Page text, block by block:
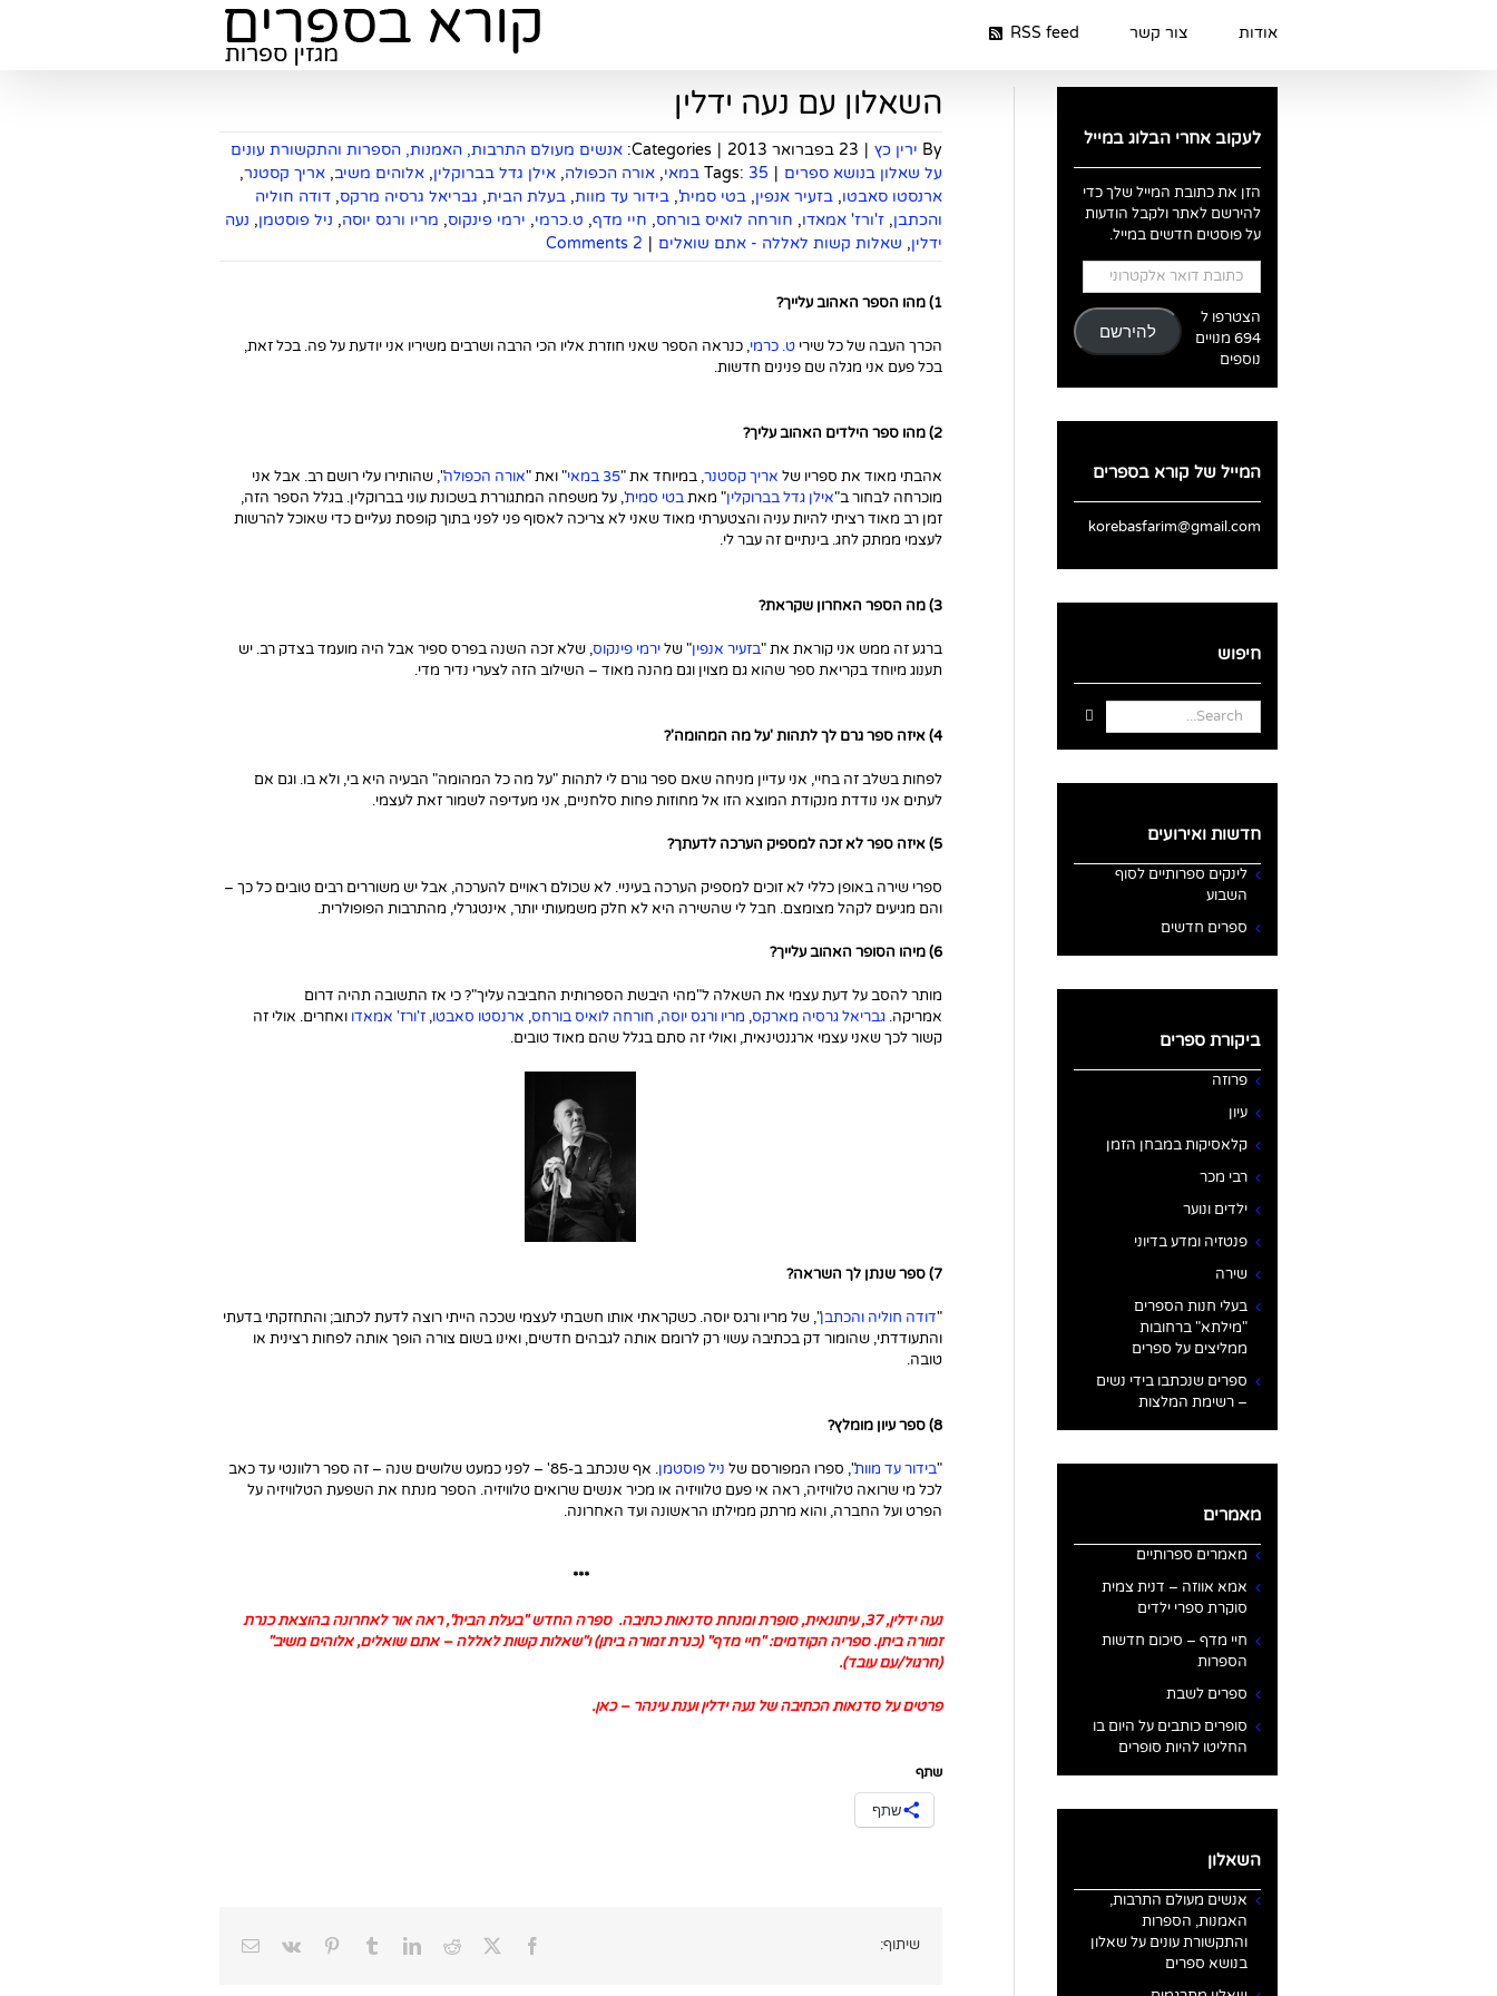
אודות צור קשר RSS feed
השאלון עם נעה ידלין
By ירין כץ | 23 בפברואר 2013 |
Categories: אנשים מעולם התרבות, האמנות, הספרות והתקשורת עונים
על שאלון בנושא ספרים |
Tags: 35 במאי ,אורה הכפולה,אילן גדל בברוקלין,אלוהים משיב,אריך קסטנר,
ארנסטו סאבטו,בזעיר אנפין,בטי סמית',בידור עד מוות,בעלת הבית, גבריאל גרסיה מרקס,דודה חוליה
והכתבן,ז'ורז' אמאדו, חורחה לואיס בורחס, חיי מדף, ט.כרמי, ירמי פינקוס, מריו ורגס יוסה, ניל פוסטמן, נעה
ידלין, שאלות קשות לאללה - אתם שואלים |
2 Comments
1) מהו הספר האהוב עלייך?
הכרך העבה של כל שיריט. כרמי, כנראה הספר שאני חוזרת אליו הכי הרבה ושרבים משיריו אני יודעת על פה. בכל זאת,
בכל פעם אני מגלה שם פנינים חדשות.
2) מהו ספר הילדים האהוב עליך?
אהבתי מאוד את ספריו של אריך קסטנר, במיוחד את "35 במאי " ואת "אורה הכפולה", שהותירו עלי רושם רב. אבל אני
מוכרחה לבחור ב"אילן גדל בברוקלין" מאתבטי סמית', על משפחה המתגוררת בשכונת עוני בברוקלין. בגלל הספר הזה,
זמן רב מאוד רציתי להיות עניה והצטערתי מאוד שאני לא צריכה לאסוף פני לפני בתוך קופסת נעליים כדי שאוכל להרשות
לעצמי ממתק לחג. בינתיים זה עבר לי.
3) מה הספר האחרון שקראת?
ברגע זה ממש אני קוראת את "בזעיר אנפין" שלירמי פינקוס, שלא זכה השנה בפרס ספיר אבל היה מועמד בצדק רב. יש
תענוג מיוחד בקריאת ספר שהוא גם מצוין וגם מהנה מאוד – השילוב הזה לצערי נדיר מדי.
4) איזה ספר גרם לך לתהות 'על מה המהומה'?
לפחות בשלב זה בחיי, אני עדיין מניחה שאם ספר גורם לי לתהות "על מה כל המהומה" הבעיה היא בי, ולא בו. וגם אם
לעתים אני נודדת מנקודת המוצא הזו אל מחוזות פחות סלחניים, אני מעדיפה לשמור זאת לעצמי.
5) איזה ספר לא זכה למספיק הערכה לדעתך?
ספרי שירה באופן כללי לא זוכים למספיק הערכה בעיניי. לא שכולם ראויים להערכה, אבל יש משוררים רבים טובים כל כך –
והם מגיעים לקהל מצומצם. חבל לי שהשירה היא לא חלק משמעותי יותר, אינטגרלי, מהתרבות הפופולרית.
6) מיהו הסופר האהוב עלייך?
מותר להסב על דעת עצמי את השאלה ל"מהי היבשת הספרותית החביבה עליך"? כי אז התשובה תהיה דרום
אמריקה.גבריאל גרסיה מארקס, מריו ורגס יוסה, חורחה לואיס בורחס, ארנסטו סאבטו,ז'ורז' אמאדו ואחרים. אולי זה
קשור לכך שאני עצמי ארגנטינאית, ואולי זה סתם בגלל שהם מאוד טובים.
7) ספר שנתן לך השראה?
"דודה חוליה והכתבן", של מריו ורגס יוסה. כשקראתי אותו חשבתי לעצמי שככה הייתי רוצה לדעת לכתוב; והתחזקתי בדעתי
והתעודדתי, שהומור דק בכתיבה עשוי רק לרומם אותה לגבהים חדשים, ואינו בשום צורה הופך אותה לפחות רצינית או
טובה.
8) ספר עיון מומלץ?
"בידור עד מוות", ספרו המפורסם של ניל פוסטמן
. אף שנכתב ב-85' – לפני כמעט שלושים שנה – זה ספר רלוונטי עד כאב
לכל מי שרואה טלוויזיה, ראה אי פעם טלוויזיה או מכיר אנשים שרואים טלוויזיה. הספר מנתח את השפעת הטלוויזיה על
הפרט ועל החברה, והוא מרתק ממילתו הראשונה ועד האחרונה.
***
נעה ידלין, 37, עיתונאית, סופרת ומנחת סדנאות כתיבה. ספרה החדש " בעלת הבית", ראה אור לאחרונה בהוצאת כנרת
זמורה ביתן. ספריה הקודמים: "חיי מדף" (כנרת זמורה ביתן) ו"שאלות קשות לאללה – אתם שואלים, אלוהים משיב"
(חרגול/עם עובד).
פרטים על סדנאות הכתיבה של נעה ידלין וענת עינהר –כאן.
שתף
שתף
שיתוף: Facebook
X
Reddit
LinkedIn
Tumblr
Pinterest
Vk
Email
לעקוב אחרי הבלוג במייל
הזן את כתובת המייל שלך כדי
להירשם לאתר ולקבל הודעות
על פוסטים חדשים במייל.
כתובת
דואר
אלקטרוני
להירשם
הצטרפו ל
694 מנויים
נוספים
המייל של קורא בספרים
korebasfarim@gmail.com
חיפוש
Search
for:
חדשות ואירועים
לינקים ספרותיים לסוף
השבוע
ספרים חדשים
ביקורת ספרים
פרוזה
עיון
קלאסיקות במבחן הזמן
רבי מכר
ילדים ונוער
פנטזיה ומדע בדיוני
שירה
בעלי חנות הספרים
"מילתא" ברחובות
ממליצים על ספרים
ספרים שנכתבו בידי נשים
– רשימת המלצות
מאמרים
מאמרים ספרותיים
אמא אווזה – דנית צמית
סוקרת ספרי ילדים
חיי מדף – סיכום חדשות
הספרות
ספרים לשבת
סופרים כותבים על היום בו
החליטו להיות סופרים
השאלון
אנשים מעולם התרבות,
האמנות, הספרות
והתקשורת עונים על שאלון
בנושא ספרים